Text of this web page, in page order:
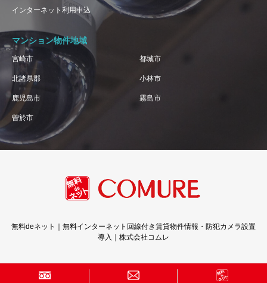
インターネット利用申込
マンション物件地域
宮崎市 都城市
北諸県郡 小林市
鹿児島市 霧島市
曽於市
無料deネット｜無料インターネット回線付き賃貸物件情報・防犯カメラ設置
導入｜株式会社コムレ